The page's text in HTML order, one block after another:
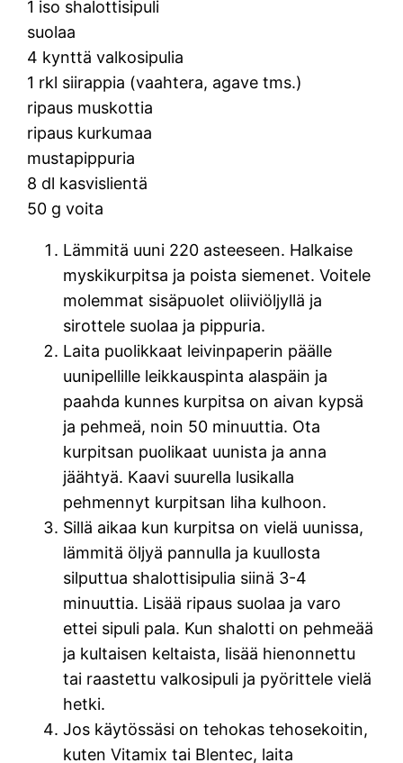
1 iso shalottisipuli
suolaa
4 kynttä valkosipulia
1 rkl siirappia (vaahtera, agave tms.)
ripaus muskottia
ripaus kurkumaa
mustapippuria
8 dl kasvislientä
50 g voita
Lämmitä uuni 220 asteeseen. Halkaise
myskikurpitsa ja poista siemenet. Voitele
molemmat sisäpuolet oliiviöljyllä ja
sirottele suolaa ja pippuria.
Laita puolikkaat leivinpaperin päälle
uunipellille leikkauspinta alaspäin ja
paahda kunnes kurpitsa on aivan kypsä
ja pehmeä, noin 50 minuuttia. Ota
kurpitsan puolikaat uunista ja anna
jäähtyä. Kaavi suurella lusikalla
pehmennyt kurpitsan liha kulhoon.
Sillä aikaa kun kurpitsa on vielä uunissa,
lämmitä öljyä pannulla ja kuullosta
silputtua shalottisipulia siinä 3-4
minuuttia. Lisää ripaus suolaa ja varo
ettei sipuli pala. Kun shalotti on pehmeää
ja kultaisen keltaista, lisää hienonnettu
tai raastettu valkosipuli ja pyörittele vielä
hetki.
Jos käytössäsi on tehokas tehosekoitin,
kuten Vitamix tai Blentec, laita